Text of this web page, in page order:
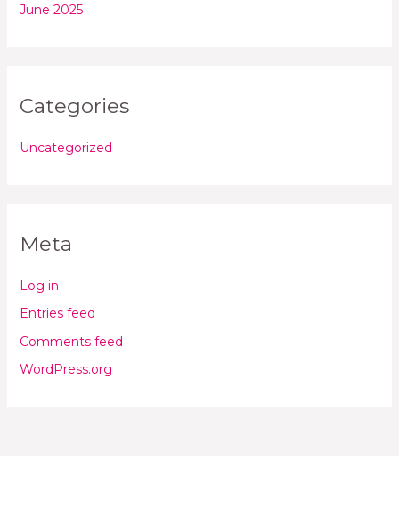
June 2025
Categories
Uncategorized
Meta
Log in
Entries feed
Comments feed
WordPress.org